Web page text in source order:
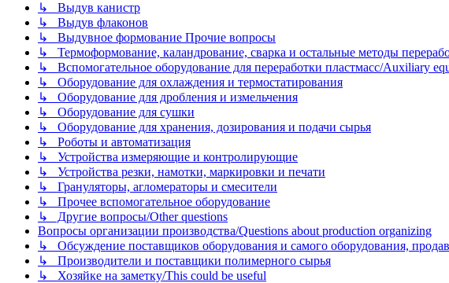
↳ Выдув канистр
↳ Выдув флаконов
↳ Выдувное формование Прочие вопросы
↳ Термоформование, каландрование, сварка и остальные методы
↳ Вспомогательное оборудование для переработки пластмасс/Auxiliary
↳ Оборудование для охлаждения и термостатирования
↳ Оборудование для дробления и измельчения
↳ Оборудование для сушки
↳ Оборудование для хранения, дозирования и подачи сырья
↳ Роботы и автоматизация
↳ Устройства измеряющие и контролирующие
↳ Устройства резки, намотки, маркировки и печати
↳ Грануляторы, агломераторы и смесители
↳ Прочее вспомогательное оборудование
↳ Другие вопросы/Other questions
Вопросы организации производства/Questions about production organizing
↳ Обсуждение поставщиков оборудования и самого оборудования,
↳ Производители и поставщики полимерного сырья
↳ Хозяйке на заметку/This could be useful